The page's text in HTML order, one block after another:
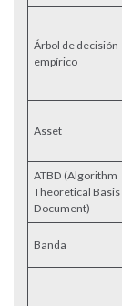
Árbol de decisión
empírico
Asset
ATBD (Algorithm
Theoretical Basis
Document)
Banda